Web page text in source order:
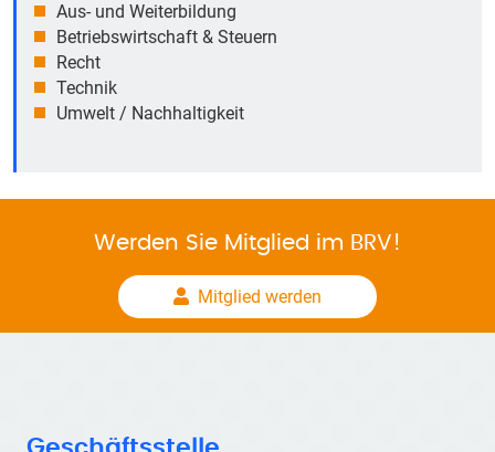
Aus- und Weiterbildung
Betriebswirtschaft & Steuern
Recht
Technik
Umwelt / Nachhaltigkeit
Werden Sie Mitglied im BRV!
Mitglied werden
Geschäftsstelle